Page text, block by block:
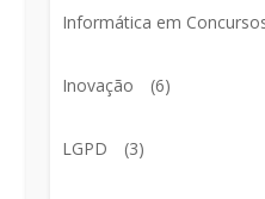
Informática em
Inovação (6)
LGPD (3)